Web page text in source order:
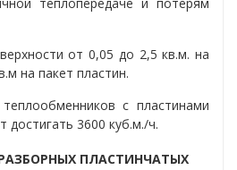
от 0,05 до 2,5 кв.м. на
на пакет пластин.
с пластинами
3600 куб.м./ч.
ПЛАСТИНЧАТЫХ